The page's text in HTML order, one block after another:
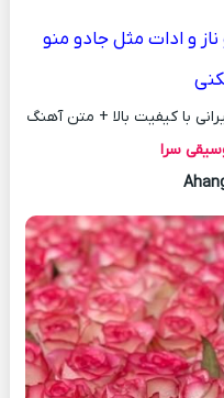
و ادات مثل جادو منو
با کیفیت بالا + متن آهنگ
سرا